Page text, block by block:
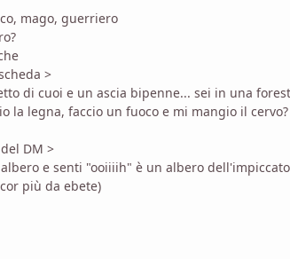
mago, guerriero
>
di cuoi e un ascia bipenne... sei in una
la legna, faccio un fuoco e mi mangio il cervo?
DM >
e senti "ooiiiih" è un albero
più da ebete)